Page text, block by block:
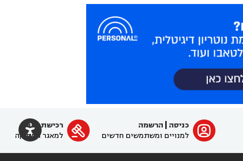
 ﱐ כניסה
הרשמה
למנויים ומשתמשים חדשים

רכישת מנוי
למאגר הפסיקה